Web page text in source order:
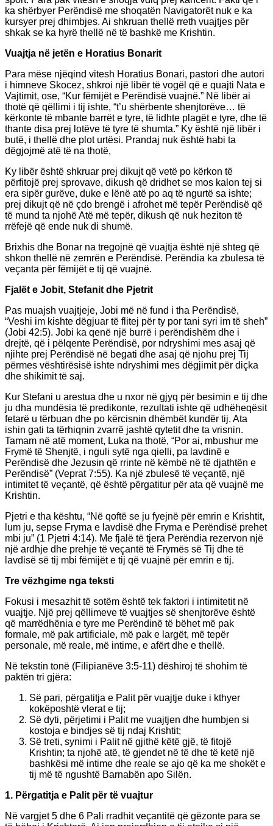
ka shërbyer Perëndisë me shoqatën Navigatorët nuk e ka
kursyer prej dhimbjes. Ai shkruan thellë rreth vuajtjes për
shkak se ka hyrë thellë në të bashkë me Krishtin.
Vuajtja në jetën e Horatius Bonarit
Para mëse njëqind vitesh Horatius Bonari, pastori dhe autori
i himneve Skocez, shkroi një libër të vogël që e quajti Nata e
Vajtimit, ose, “Kur fëmijët e Perëndisë vuajnë.” Në libër ai
thotë që qëllimi i tij ishte, “t’u shërbente shenjtorëve… të
kërkonte të mbante barrët e tyre, të lidhte plagët e tyre, dhe të
thante disa prej lotëve të tyre të shumta.” Ky është një libër i
butë, i thellë dhe plot urtësi. Prandaj nuk është habi ta
dëgjojmë atë të na thotë,
Ky libër është shkruar prej dikujt që vetë po kërkon të
përfitojë prej sprovave, dikush që dridhet se mos kalon tej si
era sipër gurëve, duke e lënë atë po aq të ngurtë sa ishte;
prej dikujt që në çdo brengë i afrohet më tepër Perëndisë që
të mund ta njohë Atë më tepër, dikush që nuk heziton të
rrëfejë që ende nuk di shumë.
Brixhis dhe Bonar na tregojnë që vuajtja është një shteg që
shkon thellë në zemrën e Perëndisë. Perëndia ka zbulesa të
veçanta për fëmijët e tij që vuajnë.
Fjalët e Jobit, Stefanit dhe Pjetrit
Pas muajsh vuajtjeje, Jobi më në fund i tha Perëndisë,
“Veshi im kishte dëgjuar të flitej për ty por tani syri im të sheh”
(Jobi 42:5). Jobi ka qenë një burrë i perëndishëm dhe i
drejtë, që i pëlqente Perëndisë, por ndryshimi mes asaj që
njihte prej Perëndisë në begati dhe asaj që njohu prej Tij
përmes vështirësisë ishte ndryshimi mes dëgjimit për diçka
dhe shikimit të saj.
Kur Stefani u arestua dhe u nxor në gjyq për besimin e tij dhe
ju dha mundësia të predikonte, rezultati ishte që udhëheqësit
fetarë u tërbuan dhe po kërcisnin dhëmbët kundër tij. Ata
ishin gati ta tërhiqnin zvarrë jashtë qytetit dhe ta vrisnin.
Tamam në atë moment, Luka na thotë, “Por ai, mbushur me
Frymë të Shenjtë, i nguli sytë nga qielli, pa lavdinë e
Perëndisë dhe Jezusin që rrinte në këmbë në të djathtën e
Perëndisë” (Veprat 7:55). Ka një zbulesë të veçantë, një
intimitet të veçantë, që është përgatitur për ata që vuajnë me
Krishtin.
Pjetri e tha kështu, “Në qoftë se ju fyejnë për emrin e Krishtit,
lum ju, sepse Fryma e lavdisë dhe Fryma e Perëndisë prehet
mbi ju” (1 Pjetri 4:14). Me fjalë të tjera Perëndia rezervon një
një ardhje dhe prehje të veçantë të Frymës së Tij dhe të
lavdisë së tij mbi fëmijët e tij që vuajnë për emrin e tij.
Tre vëzhgime nga teksti
Fokusi i mesazhit të sotëm është tek faktori i intimitetit në
vuajtje. Një prej qëllimeve të vuajtjes së shenjtorëve është
që marrëdhënia e tyre me Perëndinë të bëhet më pak
formale, më pak artificiale, më pak e largët, më tepër
personale, më reale, më intime, e afërt dhe e thellë.
Në tekstin tonë (Filipianëve 3:5-11) dëshiroj të shohim të
paktën tri gjëra:
Së pari, përgatitja e Palit për vuajtje duke i kthyer
kokëposhtë vlerat e tij;
Së dyti, përjetimi i Palit me vuajtjen dhe humbjen si
kostoja e bindjes së tij ndaj Krishtit;
Së treti, synimi i Palit në gjithë këtë gjë, të fitojë
Krishtin; ta njohë atë, të gjendet në të dhe të ketë një
bashkësi më intime dhe reale se ajo që ka me shokët e
tij më të ngushtë Barnabën apo Silën.
1. Përgatitja e Palit për të vuajtur
Në vargjet 5 dhe 6 Pali rradhit veçantitë që gëzonte para se